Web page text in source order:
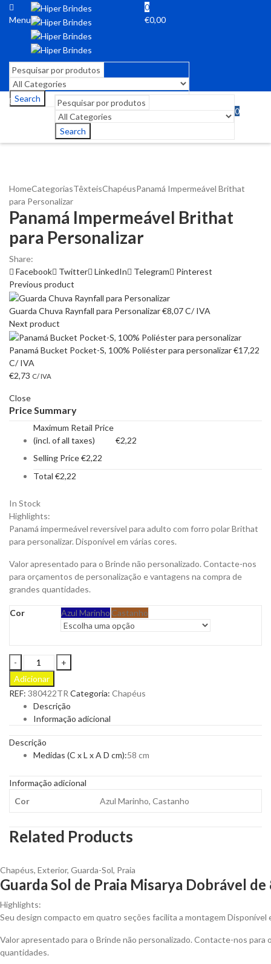
Menu
0
€0,00
Search
Search
0
HomeCategoriasTêxteisChapéusPanamá Impermeável Brithat
para Personalizar
Panamá Impermeável Brithat
para Personalizar
Share:
Facebook
Twitter LinkedIn Telegram
Pinterest
Previous product
Guarda Chuva Raynfall para Personalizar€8,07C/ IVA
Next product
Panamá Bucket Pocket-S, 100% Poliéster para personalizar€17,22
C/ IVA
€2,73 C/ IVA
Close
Price Summary
Maximum Retail Price
(incl. of all taxes)
€2,22
Selling Price€2,22
Total €2,22
In Stock
Highlights:
Panamá impermeável reversível para adulto com forro polar Brithat
para personalizar. Disponível em várias cores.
Valor apresentado para o Brinde não personalizado. Contacte-nos
para orçamentos de personalização e vantagens na compra de
grandes quantidades.
Cor Azul Marinho Castanho
Panamá
Impermeável
Brithat
para
Personalizar
quantity
Adicionar
REF: 380422TR Categoria: Chapéus
Descrição
Informação adicional
Descrição
Medidas (C x L x A D cm):58 cm
Informação adicional
Cor
Azul Marinho, Castanho
Related Products
Chapéus, Exterior, Guarda-Sol, Praia
Guarda Sol de Praia Misarya Dobrável
Highlights:
Seu design compacto em quatro seções facilita a montagem Disponível
Valor apresentado para o Brinde não personalizado. Contacte-nos
quantidades.